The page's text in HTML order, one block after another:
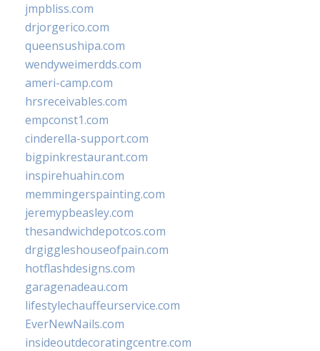
jmpbliss.com
drjorgerico.com
queensushipa.com
wendyweimerdds.com
ameri-camp.com
hrsreceivables.com
empconst1.com
cinderella-support.com
bigpinkrestaurant.com
inspirehuahin.com
memmingerspainting.com
jeremypbeasley.com
thesandwichdepotcos.com
drgiggleshouseofpain.com
hotflashdesigns.com
garagenadeau.com
lifestylechauffeurservice.com
EverNewNails.com
insideoutdecoratingcentre.com